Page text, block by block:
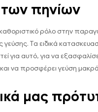
πηνίων
ρόλο στην
γεύσης. Τα ειδικά
για αυτό, για να
να προσφέρει γεύση
μας